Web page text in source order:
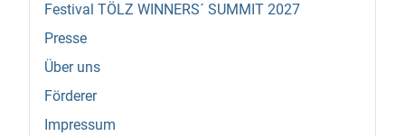
Festival TÖLZ WINNERS´ SUMMIT 2027
Presse
Über uns
Förderer
Impressum